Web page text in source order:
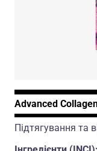
Advanced
Підтягування та